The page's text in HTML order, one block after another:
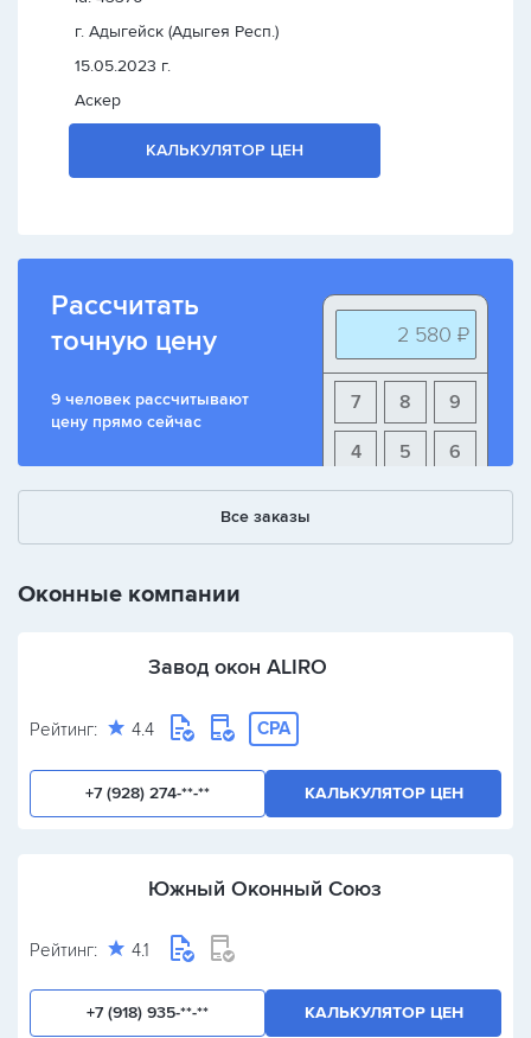
г. Адыгейск (Адыгея Респ.)
15.05.2023 г.
Аскер
КАЛЬКУЛЯТОР ЦЕН
Рассчитать
точную цену
9 человек рассчитывают
цену прямо сейчас
2 580 ₽
9
8
7
6
5
4
+ - /
Все заказы
Оконные компании
Завод окон ALIRO
Рейтинг: 4.4 CPA
+7 (928) 274-**-** КАЛЬКУЛЯТОР ЦЕН
Южный Оконный Союз
Рейтинг: 4.1
+7 (918) 935-**-** КАЛЬКУЛЯТОР ЦЕН